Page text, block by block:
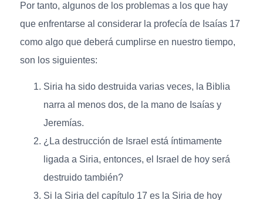
Por tanto, algunos de los problemas a los que hay
que enfrentarse al considerar la profecía de Isaías 17
como algo que deberá cumplirse en nuestro tiempo,
son los siguientes:
Siria ha sido destruida varias veces, la Biblia
narra al menos dos, de la mano de Isaías y
Jeremías.
¿La destrucción de Israel está íntimamente
ligada a Siria, entonces, el Israel de hoy será
destruido también?
Si la Siria del capítulo 17 es la Siria de hoy